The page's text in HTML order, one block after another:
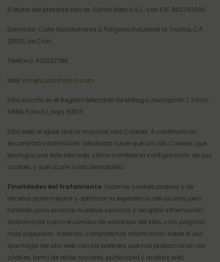
Cepillos y bruzas
PROTECTORES
MANTAS Y MASCARAS
Mallas y Pantalones
Camisetas Polos Chaquetas Chalecos
El titular del presente Sitio es Sultán Hípica S.L., con CIF: B02742930.
Domicilio: Calle Guadalhorce 3, Polígono Industrial la Trocha, C.P.
29100, de Coín.
Teléfono: 623227786
Mail: info@sultanhipica.com
Está inscrito en el Registro Mercantil de Málaga, Inscripción 1, Tomo
5989, Folio 62, Hoja 158211
Esta web, al igual que la mayoría, usa Cookies. A continuación
encontrará información detallada sobre qué son las Cookies, qué
tipología usa este sitio web, cómo cambiar la configuración de sus
cookies, y qué ocurre si las deshabilita.
Finalidades del tratamiento: Usamos cookies propias y de
terceros para mejorar y optimizar la experiencia del usuario, pero
también para analizar nuestros servicios y recopilar información
anónima tal como el número de visitantes del sitio, o las páginas
más populares. Además, compartimos información sobre el uso
que haga del sitio web con los partners que nos proporcionan las
cookies, tanto de redes sociales, publicidad y análisis web.